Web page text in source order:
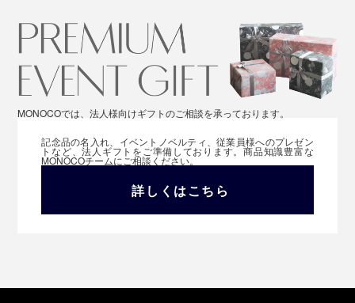
MONOCOでは、法人様向けギフトのご相談を承っております。
記念品の名入れ、イベントノベルティ、従業員様へのプレゼン
トなど、法人ギフトをご準備しております。商品知識豊富な
MONOCOチームにご相談ください。
詳しくはこちら